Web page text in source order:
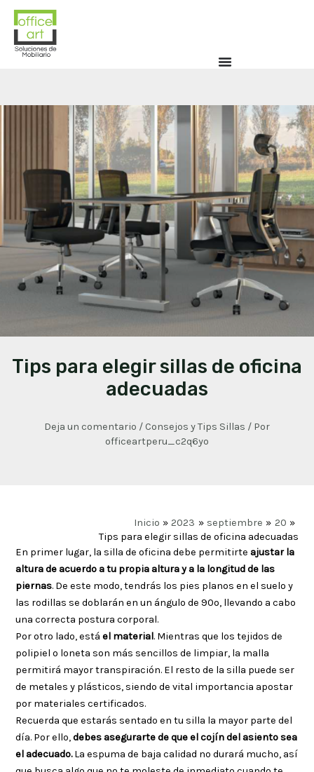
Tips para elegir sillas de oficina
adecuadas
Deja un comentario /Consejos y Tips Sillas / Por
officeartperu_c2q6yo
Inicio 2023 septiembre
20
Tips para elegir sillas de oficina adecuadas
En primer lugar, la silla de oficina debe permitirteajustar la
altura de acuerdo a tu propia altura y a la longitud de las
piernas. De este modo, tendrás los pies planos en el suelo y
las rodillas se doblarán en un ángulo de 90º, llevando a cabo
una correcta postura corporal.
Por otro lado, estáel material. Mientras que los tejidos de
polipiel o loneta son más sencillos de limpiar, la malla
permitirá mayor transpiración. El resto de la silla puede ser
de metales y plásticos, siendo de vital importancia apostar
por materiales certificados.
Recuerda que estarás sentado en tu silla la mayor parte del
día. Por ello,debes asegurarte de que el cojín del asiento sea
el adecuado.La espuma de baja calidad no durará mucho, así